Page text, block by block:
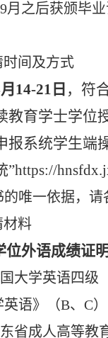
9月之后获颁毕
时间及方式
14-21 日 ，符
教育学士学位
报系统学生端
”https://
唯一依据，请
材料
位外语成绩证明
大学英语四级
语》（B、C
省成人高等教